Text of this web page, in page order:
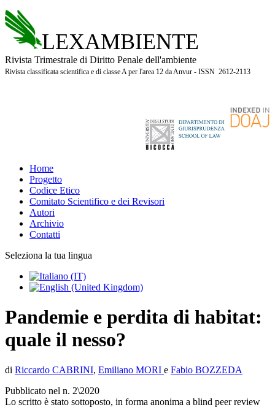
LEXAMBIENTE
Rivista Trimestrale di Diritto Penale dell'ambiente
Rivista classificata scientifica e di classe A per l'area 12 da Anvur - ISSN 2612-2113
Home
Progetto
Codice Etico
Comitato Scientifico e dei Revisori
Autori
Archivio
Contatti
Seleziona la tua lingua
Pandemie e perdita di habitat:
quale il nesso?
di Riccardo CABRINI, Emiliano MORI e Fabio BOZZEDA
Pubblicato nel n. 2\2020
Lo scritto è stato sottoposto, in forma anonima a blind peer review